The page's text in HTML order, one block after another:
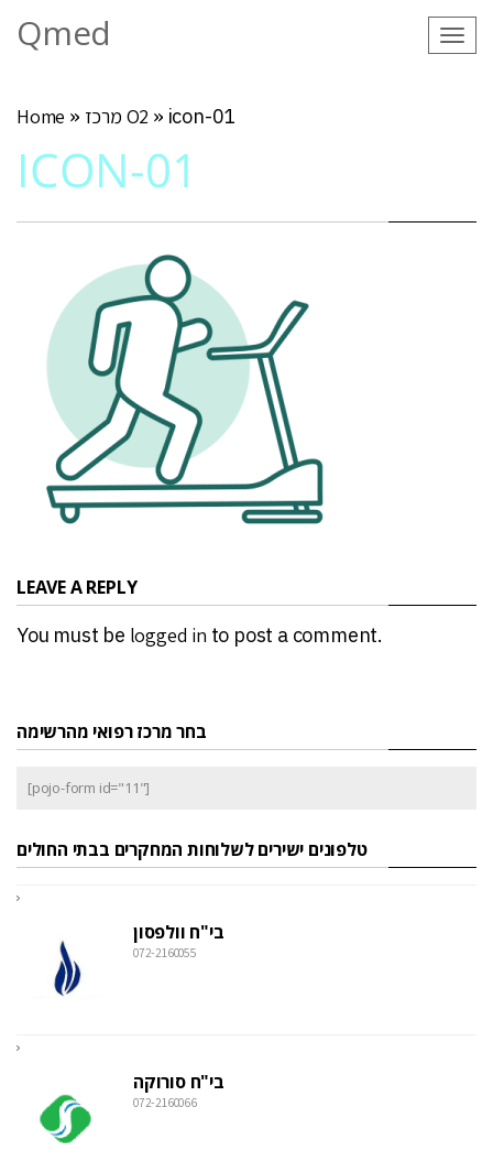
Qmed
Home » מרכז O2 » icon-01
ICON-01
LEAVE A REPLY
You must be logged in to post a comment.
בחר מרכז רפואי מהרשימה
[pojo-form id="11"]
טלפונים ישירים לשלוחות המחקרים בבתי החולים
בי"ח וולפסון
072-2160055
בי"ח סורוקה
072-2160066